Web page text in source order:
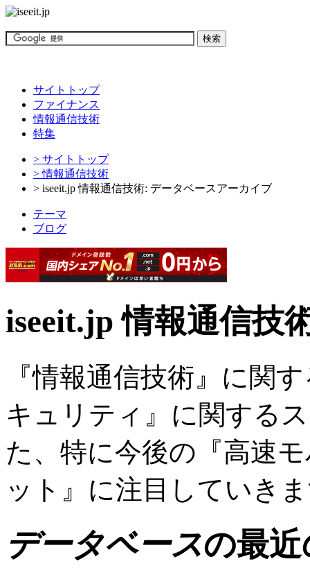
サイトトップ
ファイナンス
情報通信技術
特集
> サイトトップ
> 情報通信技術
> iseeit.jp 情報通信技術: データベースアーカイブ
テーマ
ブログ
iseeit.jp 情報通信技
『情報通信技術』に関
キュリティ』に関する
た、特に今後の『高速
ット』に注目していき
データベースの最